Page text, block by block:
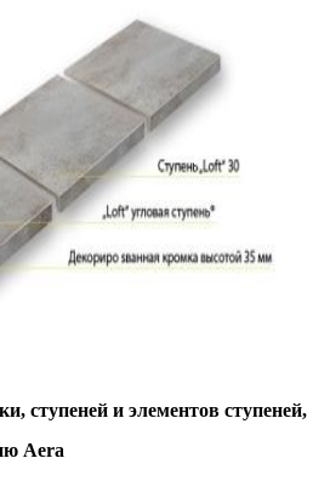
ступеней и элементов ступеней,
Aera